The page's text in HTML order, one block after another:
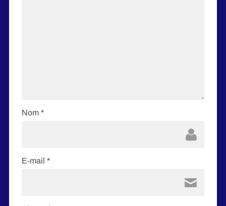
Nom *
E-mail *